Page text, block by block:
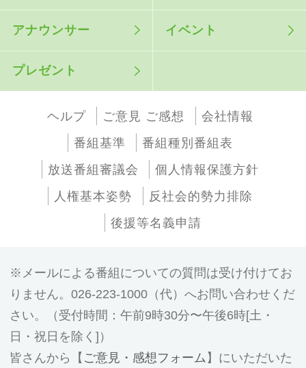
アナウンサー イベント
プレゼント
ヘルプ ご意見 ご感想
会社情報
番組基準
番組種別番組表
放送番組審議会
個人情報保護方針
人権基本姿勢
反社会的勢力排除
後援等名義申請
メールによる番組についての質問は受け付けてお
りません。026-223-1000（代）へお問い合わせくだ
さい。（受付時間：午前9時30分〜午後6時[土・
日・祝日を除く]）
皆さんから【 ご意見・感想フォーム 】にいただいた